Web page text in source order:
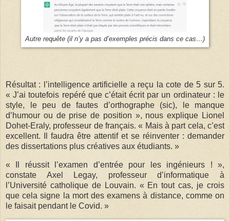
Autre requête (il n’y a pas d’exemples précis dans ce cas…)
Résultat : l’intelligence artificielle a reçu la cote de 5 sur 5.
« J’ai toutefois repéré que c’était écrit par un ordinateur : le
style, le peu de fautes d’orthographe (sic), le manque
d’humour ou de prise de position », nous explique Lionel
Dohet-Eraly, professeur de français. « Mais à part cela, c’est
excellent. Il faudra être attentif et se réinventer : demander
des dissertations plus créatives aux étudiants. »
« Il réussit l’examen d’entrée pour les ingénieurs ! »,
constate Axel Legay, professeur d’informatique à
l’Université catholique de Louvain. « En tout cas, je crois
que cela signe la mort des examens à distance, comme on
le faisait pendant le Covid. »